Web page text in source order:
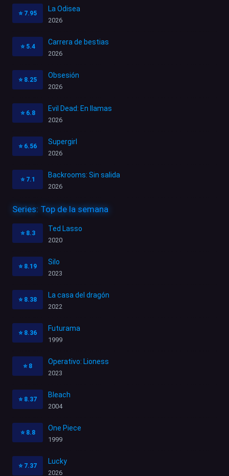
⭐ 7.95
La Odisea
2026
⭐ 5.4
Carrera de bestias
2026
⭐ 8.25
Obsesión
2026
⭐ 6.8
Evil Dead: En llamas
2026
⭐ 6.56
Supergirl
2026
⭐ 7.1
Backrooms: Sin salida
2026
Series: Top de la semana
⭐ 8.3
Ted Lasso
2020
⭐ 8.19
Silo
2023
⭐ 8.38
La casa del dragón
2022
⭐ 8.36
Futurama
1999
⭐ 8
Operativo: Lioness
2023
⭐ 8.37
Bleach
2004
⭐ 8.8
One Piece
1999
⭐ 7.37
Lucky
2026